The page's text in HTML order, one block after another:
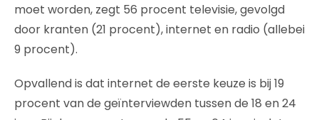
moet worden, zegt 56 procent televisie, gevolgd
door kranten (21 procent), internet en radio (allebei
9 procent).
Opvallend is dat internet de eerste keuze is bij 19
procent van de geïnterviewden tussen de 18 en 24